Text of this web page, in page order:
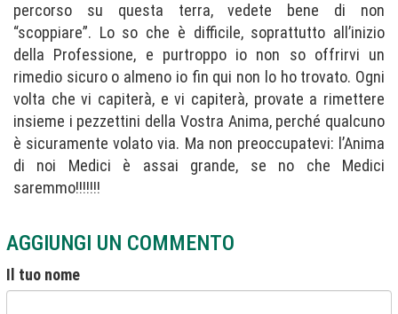
percorso su questa terra, vedete bene di non
“scoppiare”. Lo so che è difficile, soprattutto all’inizio
della Professione, e purtroppo io non so offrirvi un
rimedio sicuro o almeno io fin qui non lo ho trovato. Ogni
volta che vi capiterà, e vi capiterà, provate a rimettere
insieme i pezzettini della Vostra Anima, perché qualcuno
è sicuramente volato via. Ma non preoccupatevi: l’Anima
di noi Medici è assai grande, se no che Medici
saremmo!!!!!!!
AGGIUNGI UN COMMENTO
Il tuo nome